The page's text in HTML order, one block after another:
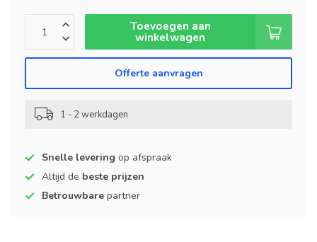
Toevoegen aan
winkelwagen
Offerte aanvragen
1 - 2 werkdagen
Snelle levering op afspraak
Altijd de beste prijzen
Betrouwbare partner